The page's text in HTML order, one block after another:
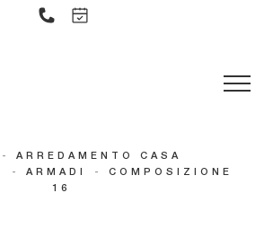
-
ARREDAMENTO CASA
- ARMADI -
COMPOSIZIONE
16